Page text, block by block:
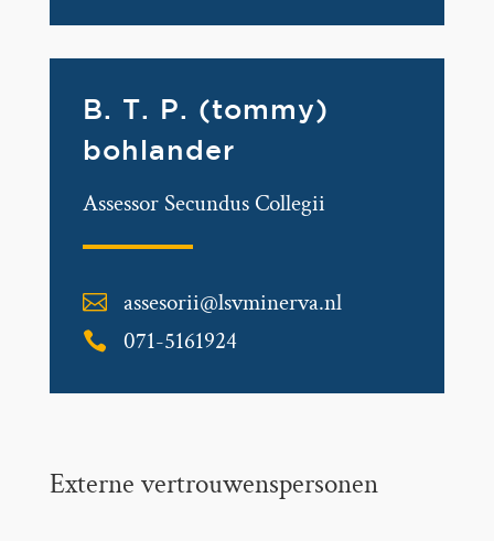
B. T. P. (tommy)
bohlander
Assessor Secundus Collegii
 assesorii@lsvminerva.nl
 071-5161924
Externe vertrouwenspersonen